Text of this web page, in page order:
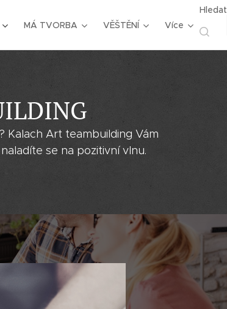
MÁ TVORBA VĚŠTĚNÍ Více
Hledat
Kalach Art teambuilding Vám
se na pozitivní vlnu.